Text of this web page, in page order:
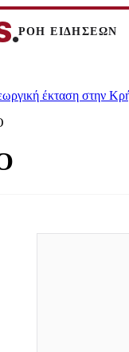
.ΡΟΗ ΕΙΔΗΣΕΩΝ
έκταση στην